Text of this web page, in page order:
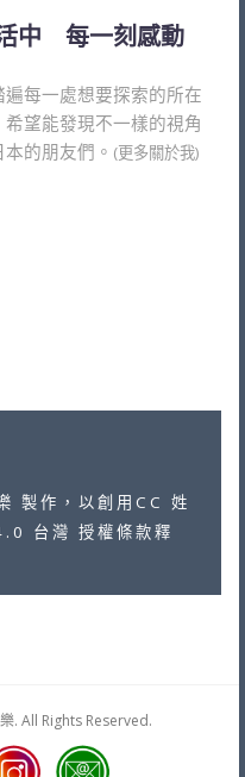
中 每一刻感動
每一處想要探索的所在
望能發現不一樣的視角
的朋友們。 (更多關於我)
製作，以創用CC 姓
台灣 授權條款釋
. All Rights Reserved.